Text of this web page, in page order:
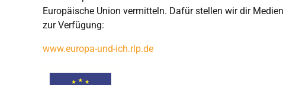
Europäische Union vermitteln. Dafür stellen wir dir
zur Verfügung:
www.europa-und-ich.rlp.de